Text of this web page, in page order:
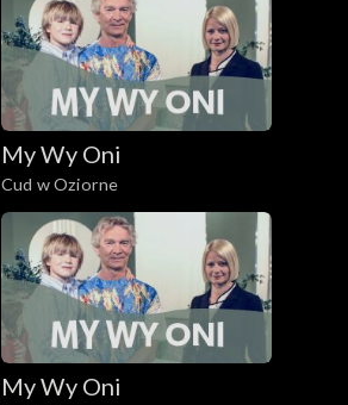
My Wy Oni
Cud w Oziorne
My Wy Oni